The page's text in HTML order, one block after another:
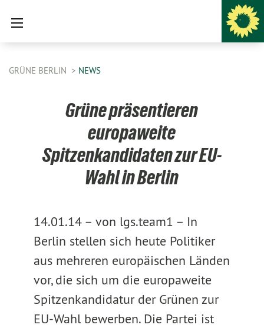
GRÜNE BERLIN NEWS
Grüne präsentieren
europaweite
Spitzenkandidaten zur EU-
Wahl in Berlin
14.01.14 – von lgs.team1 – In
Berlin stellen sich heute Politiker
aus mehreren europäischen Länden
vor, die sich um die europaweite
Spitzenkandidatur der Grünen zur
EU-Wahl bewerben. Die Partei ist